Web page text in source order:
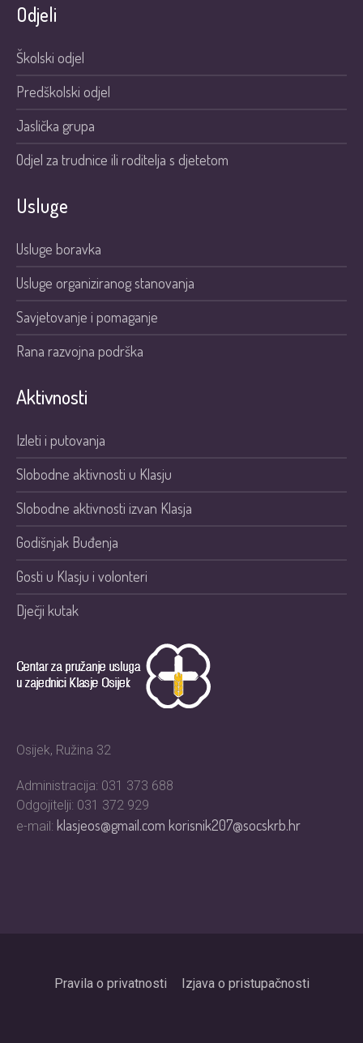
Odjeli
Školski odjel
Predškolski odjel
Jaslička grupa
Odjel za trudnice ili roditelja s djetetom
Usluge
Usluge boravka
Usluge organiziranog stanovanja
Savjetovanje i pomaganje
Rana razvojna podrška
Aktivnosti
Izleti i putovanja
Slobodne aktivnosti u Klasju
Slobodne aktivnosti izvan Klasja
Godišnjak Buđenja
Gosti u Klasju i volonteri
Dječji kutak
Osijek, Ružina 32
Administracija: 031 373 688
Odgojitelji: 031 372 929
e-mail: klasjeos@gmail.comkorisnik207@socskrb.hr
Pravila o privatnosti Izjava o pristupačnosti